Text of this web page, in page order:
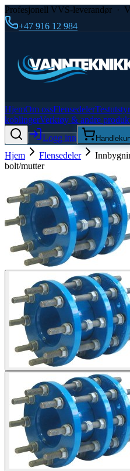
Profesjonell VVS-leverandør ·
+47 916 12 984
HjemOm ossFlensedeler
koblingerVerktøy & andre
Logg inn
Hjem Flensedeler
bolt/mutter